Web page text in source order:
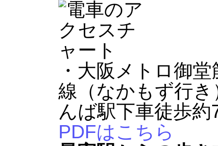
・大阪メトロ御
線（なかもず行
んば駅下車徒歩約
PDFはこちら